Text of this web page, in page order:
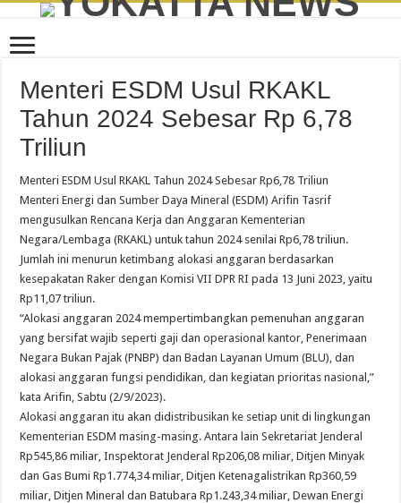
Menteri ESDM Usul RKAKL
Tahun 2024 Sebesar Rp 6,78
Triliun
Menteri ESDM Usul RKAKL Tahun 2024 Sebesar Rp6,78 Triliun
Menteri Energi dan Sumber Daya Mineral (ESDM) Arifin Tasrif
mengusulkan Rencana Kerja dan Anggaran Kementerian
Negara/Lembaga (RKAKL) untuk tahun 2024 senilai Rp6,78 triliun.
Jumlah ini menurun ketimbang alokasi anggaran berdasarkan
kesepakatan Raker dengan Komisi VII DPR RI pada 13 Juni 2023, yaitu
Rp11,07 triliun.
“Alokasi anggaran 2024 mempertimbangkan pemenuhan anggaran
yang bersifat wajib seperti gaji dan operasional kantor, Penerimaan
Negara Bukan Pajak (PNBP) dan Badan Layanan Umum (BLU), dan
alokasi anggaran fungsi pendidikan, dan kegiatan prioritas nasional,”
kata Arifin, Sabtu (2/9/2023).
Alokasi anggaran itu akan didistribusikan ke setiap unit di lingkungan
Kementerian ESDM masing-masing. Antara lain Sekretariat Jenderal
Rp545,86 miliar, Inspektorat Jenderal Rp206,08 miliar, Ditjen Minyak
dan Gas Bumi Rp1.774,34 miliar, Ditjen Ketenagalistrikan Rp360,59
miliar, Ditjen Mineral dan Batubara Rp1.243,34 miliar, Dewan Energi